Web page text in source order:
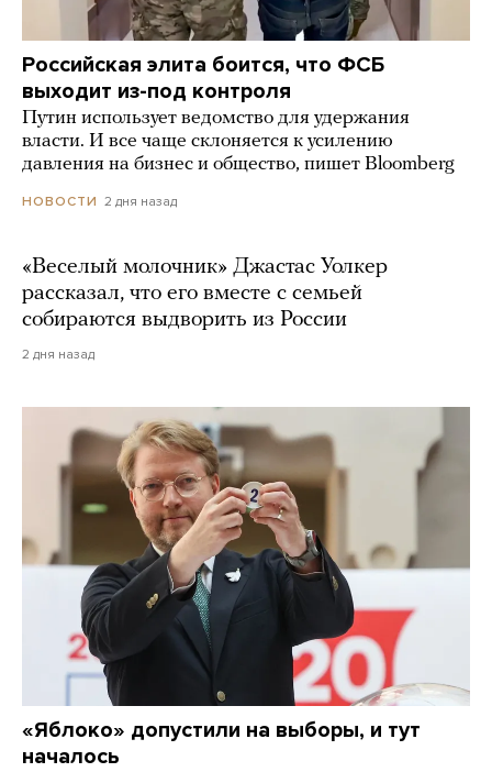
Российская элита боится, что ФСБ
выходит из-под контроля
Путин использует ведомство для удержания
власти. И все чаще склоняется к усилению
давления на бизнес и общество, пишет Bloomberg
НОВОСТИ 2 дня назад
«Веселый молочник» Джастас Уолкер
рассказал, что его вместе с семьей
собираются выдворить из России
2 дня назад
«Яблоко» допустили на выборы, и тут
началось